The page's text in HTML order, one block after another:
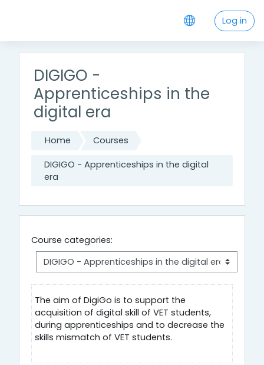
Log in
DIGIGO -
Apprenticeships in the
digital era
Home Courses
DIGIGO - Apprenticeships in the digital
era
Course categories:
The aim of DigiGo is to support the
acquisition of digital skill of VET students,
during apprenticeships and to decrease the
skills mismatch of VET students.